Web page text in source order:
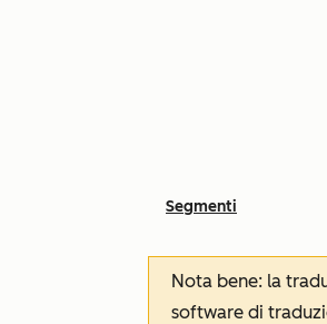
Segmenti
Nota bene: la
software di